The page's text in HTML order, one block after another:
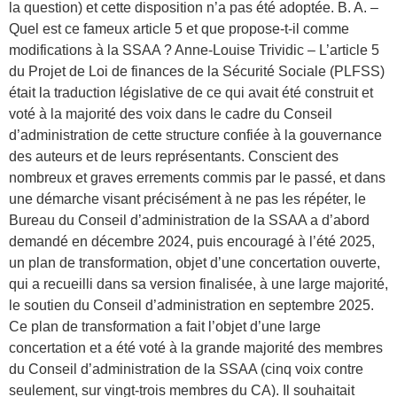
la question) et cette disposition n’a pas été adoptée. B. A. –
Quel est ce fameux article 5 et que propose-t-il comme
modifications à la SSAA ? Anne-Louise Trividic – L’article 5
du Projet de Loi de finances de la Sécurité Sociale (PLFSS)
était la traduction législative de ce qui avait été construit et
voté à la majorité des voix dans le cadre du Conseil
d’administration de cette structure confiée à la gouvernance
des auteurs et de leurs représentants. Conscient des
nombreux et graves errements commis par le passé, et dans
une démarche visant précisément à ne pas les répéter, le
Bureau du Conseil d’administration de la SSAA a d’abord
demandé en décembre 2024, puis encouragé à l’été 2025,
un plan de transformation, objet d’une concertation ouverte,
qui a recueilli dans sa version finalisée, à une large majorité,
le soutien du Conseil d’administration en septembre 2025.
Ce plan de transformation a fait l’objet d’une large
concertation et a été voté à la grande majorité des membres
du Conseil d’administration de la SSAA (cinq voix contre
seulement, sur vingt-trois membres du CA). Il souhaitait